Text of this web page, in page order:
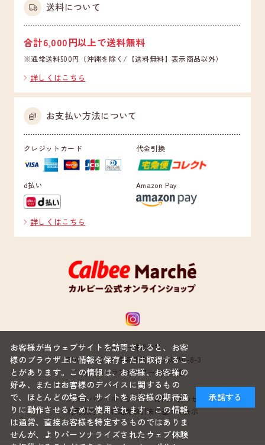
送料について
合計6,000円以上で送料無料
※通常送料500円（沖縄を除く/【送料無料】表示商品以外）
詳しくはこちら
お支払い方法について
クレジットカード 代金引換
d払い Amazon Pay
詳しくはこちら
カルビー株式会社
〒100-0005 東京都千代田区丸の内1-8-3
丸の内トラストタワー本館22階
プライバシーポリシー
お問い合わせ
利用規約
特定商取引法に基づく表示
お客様が当ウェブサイトを訪問されると、お客
様のブラウザ上に情報を保存または取得するこ
とがあります。この情報は、お客様、お客様の
好み、またはお客様のデバイスに関するもの
で、ほとんどの場合、サイトをお客様の期待通
りに動作させるために使用されます。この情報
は通常、直接お客様を特定するものではありま
せんが、よりパーソナライズされたウェブ体験
承諾する